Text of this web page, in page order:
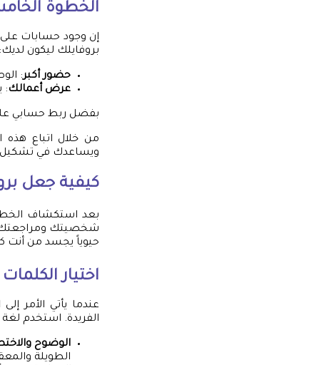
الخطوة
إن وجود حسابات
بروفايلك ليكون لديك:
حضور أكبر:
عرض أعمالك:
بفضل ربط حسابي
من خلال اتباع
ويساعدك في تشكيل
كيفية جعل
بعد استكشاف
شخصيتك ومراجعتك
حيوياً يجسد من أنت
اختيار
عندما يأتي الأمر
الفريدة. استخدم
الوضوح
الطويلة